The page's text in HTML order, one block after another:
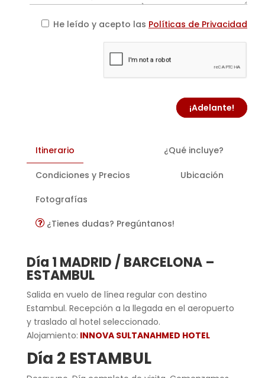
He leído y acepto las Políticas de Privacidad
¡Adelante!
Itinerario ¿Qué incluye?
Condiciones y Precios Ubicación
Fotografías
¿Tienes dudas? Pregúntanos!
Día 1 MADRID / BARCELONA –
ESTAMBUL
Salida en vuelo de línea regular con destino
Estambul. Recepción a la llegada en el aeropuerto
y traslado al hotel seleccionado.
Alojamiento: INNOVA SULTANAHMED HOTEL
Día 2 ESTAMBUL